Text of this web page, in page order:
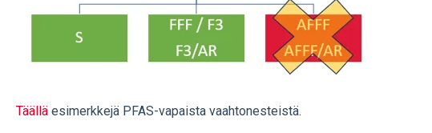
Täällä esimerkkejä PFAS-vapaista vaahtonesteistä.